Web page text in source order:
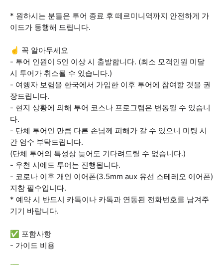
* 원하시는 분들은 투어 종료 후 떼르미니역까지 안전하게 가
이드가 동행해 드립니다.
☝️ 꼭 알아두세요
- 투어 인원이 5인 이상 시 출발합니다. (최소 모객인원 미달
시 투어가 취소될 수 있습니다.)
- 여행자 보험을 한국에서 가입한 이후 투어에 참여할 것을 권
장드립니다.
- 현지 상황에 의해 투어 코스나 프로그램은 변동될 수 있습니
다.
- 단체 투어인 만큼 다른 손님께 피해가 갈 수 있으니 미팅 시
간 엄수 부탁드립니다.
(단체 투어의 특성상 늦어도 기다려드릴 수 없습니다.)
- 우천 시에도 투어는 진행됩니다.
- 코로나 이후 개인 이어폰(3.5mm aux 유선 스테레오 이어폰)
지참 필수입니다.
* 예약 시 반드시 카톡이나 카톡과 연동된 전화번호를 남겨주
기기 바랍니다.
✅ 포함사항
- 가이드 비용